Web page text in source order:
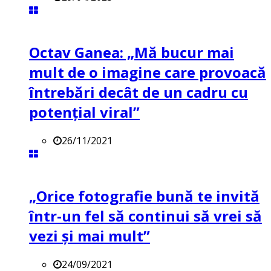
Octav Ganea: „Mă bucur mai
mult de o imagine care provoacă
întrebări decât de un cadru cu
potenţial viral”
26/11/2021
„Orice fotografie bună te invită
într-un fel să continui să vrei să
vezi și mai mult”
24/09/2021